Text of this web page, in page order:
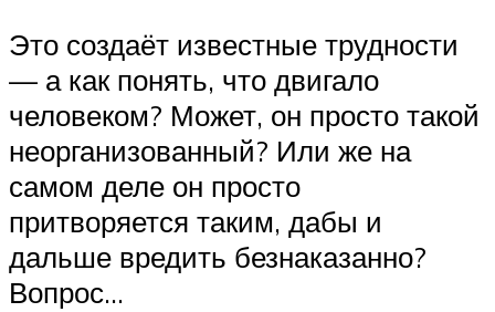
Это создаёт известные трудности
— а как понять, что двигало
человеком? Может, он просто такой
неорганизованный? Или же на
самом деле он просто
притворяется таким, дабы и
дальше вредить безнаказанно?
Вопрос…